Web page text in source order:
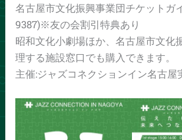
名古屋市文化振興事業団チケットガ
9387)※友の会割引特典あり
昭和文化小劇場ほか、名古屋市文化
理する施設窓口でも購入できます。
主催:ジャズコネクションイン名古屋